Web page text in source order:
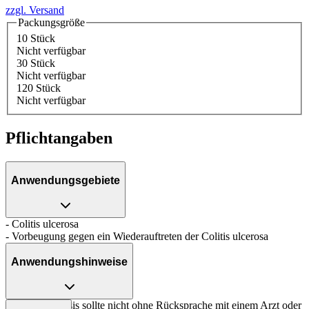
zzgl. Versand
Packungsgröße
10 Stück
Nicht verfügbar
30 Stück
Nicht verfügbar
120 Stück
Nicht verfügbar
Pflichtangaben
Anwendungsgebiete
- Colitis ulcerosa
- Vorbeugung gegen ein Wiederauftreten der Colitis ulcerosa
Anwendungshinweise
Die Gesamtdosis sollte nicht ohne Rücksprache mit einem Arzt oder